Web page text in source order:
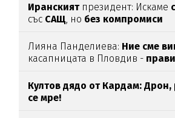
Иранскиятпрезидент: Искаме
със САЩ , но без компромиси
Лияна Панделиева: Ние сме
касапницата в Пловдив -
Култов дядо от Кардам: Дрон,
се мре!